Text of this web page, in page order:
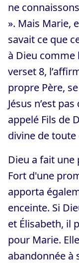
ne
». Mais Marie,
savait ce que
à Dieu comme
verset 8,
propre Père,
Jésus n’est
appelé Fils de
divine de
Dieu a fait une
Fort d'une
apporta
enceinte. Si
et Élisabeth, il
pour Marie.
abandonnée à